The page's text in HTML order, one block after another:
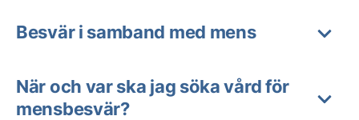
Besvär i samband med mens
När och var ska jag söka vård för
mensbesvär?